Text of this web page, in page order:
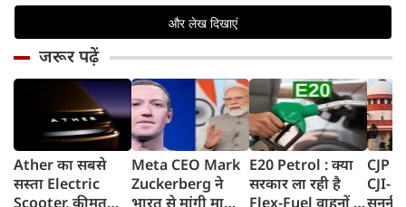
जरूर पढ़ें
Ather का सबसे
सस्ता Electric
Scooter, कीमत
Meta CEO Mark
Zuckerberg ने
भारत से मांगी माफी,
E20 Petrol : क्या
सरकार ला रही है
Flex-Fuel वाहनों के
CJP
CJI-
सुननी